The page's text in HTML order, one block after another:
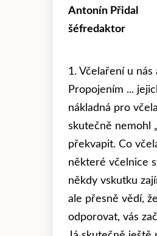
Antonín Přidal
šéfredaktor
1. Včelaření u
Propojením ...
nákladná pro
skutečně nemohl
překvapit. Co
některé včelnice
někdy vskutku
ale přesně vědí,
odporovat, vás